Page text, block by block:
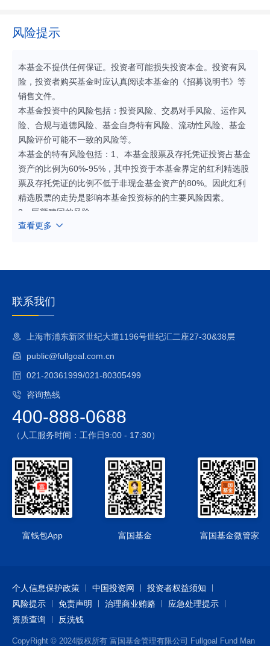
风险提示
本基金不提供任何保证。投资者可能损失投资本金。投资有风
险，投资者购买基金时应认真阅读本基金的《招募说明书》等
销售文件。
本基金投资中的风险包括：投资风险、交易对手风险、运作风
险、合规与道德风险、基金自身特有风险、流动性风险、基金
风险评价可能不一致的风险等。
本基金的特有风险包括：1、本基金股票及存托凭证投资占基金
资产的比例为60%-95%，其中投资于本基金界定的红利精选股
票及存托凭证的比例不低于非现金基金资产的80%。因此红利
精选股票的走势是影响本基金投资标的的主要风险因素。
2、巨额赎回的风险
若本基金发生了巨额赎回，基金管理人有可能采取部分延期赎
风险。延缓支付的赎回申请以赎回申请确认当日的基金份额净
3、境内股指期货投资风险
本基金可按照基金合同的约定投资股指期货。期货市场与现货
金对股指期货的投资仅限于现金管理和套期保值等用途，在极
端情况下，期货市场波动仍可能对基金资产造成不良影响。
4、境内国债期货投资风险
能面临市场风险、基差风险、流动性风险。
5、境内资产支持证券投资风险
本基金的投资范围包括资产支持证券。资产支持证券存在信用
律风险等。
6、港股通每日额度限制
港股通业务存在每日额度。当日额度使用完毕的，存在新增的
买单申报将面临失败的风险以及当日本基金将面临不能通过港
股通进行买入交易的风险。
7、汇率风险
（1）本基金将通过“港股通”投资于香港市场，在市场进入、投
资额度、可投资对象、税务政策等方面都有一定的限制，而且
此类限制可能会不断调整，这些限制因素的变化可能对本基金
查看更多
联系我们
上海市浦东新区世纪大道1196号世纪汇二座27-30&38层
public@fullgoal.com.cn
021-20361999/021-80305499
咨询热线
400-888-0688
（人工服务时间：工作日9:00 - 17:30）
富钱包App 富国基金 富国基金微管家
个人信息保护政策 中国投资网
投资者权益须知
风险提示
免责声明 治理商业贿赂
应急处理提示
资质查询
反洗钱
CopyRight © 2024版权所有 富国基金管理有限公司 Fullgoal Fund Man